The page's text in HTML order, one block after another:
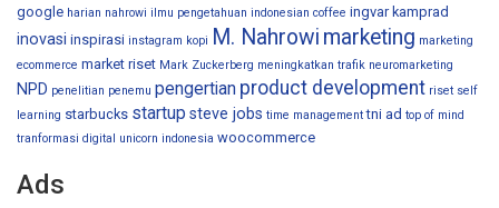
google harian nahrowi ilmu pengetahuan indonesian coffee ingvar kamprad
inovasi inspirasi instagram kopi M. Nahrowi marketing marketing
ecommerce market riset Mark Zuckerberg meningkatkan trafik neuromarketing
NPD penelitian penemu pengertian product development riset self
learning starbucks startup steve jobs time management tni ad top of mind
tranformasi digital
unicorn indonesia woocommerce
Ads